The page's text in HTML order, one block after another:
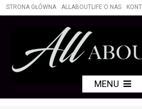
STRONA GŁÓWNA ALLABOUTLIFE O NAS
MENU